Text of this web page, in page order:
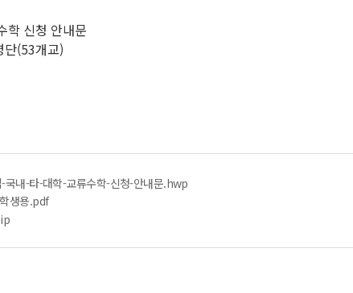
학 신청 안내문
단(53개교)
내-타-대학-교류수학-신청-안내문.hwp
생용.pdf